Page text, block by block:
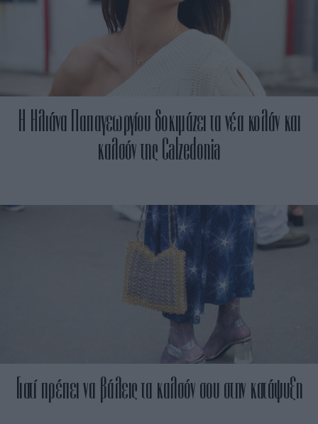
H Ηλιάνα Παπαγεωργίου δοκιμάζει τα νέα κολάν και
καλσόν της Calzedonia
Γιατί πρέπει να βάλεις τα καλσόν σου στην κατάψυξη